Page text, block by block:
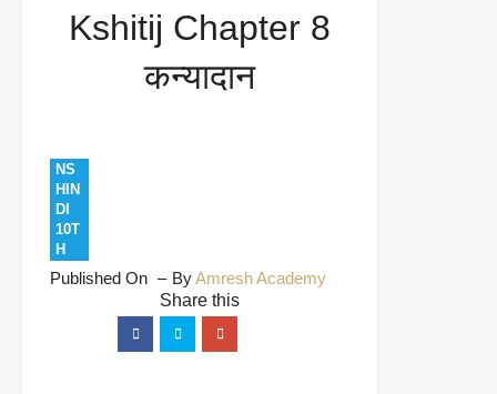
Kshitij Chapter 8
कन्यादान
NS
HIN
DI
10T
H
Published On ByAmresh Academy